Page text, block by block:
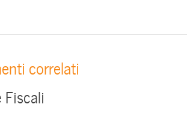
correlati
Fiscali